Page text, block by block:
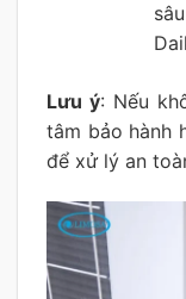
Lưu ý: Nếu
tâm bảo hành
để xử lý an